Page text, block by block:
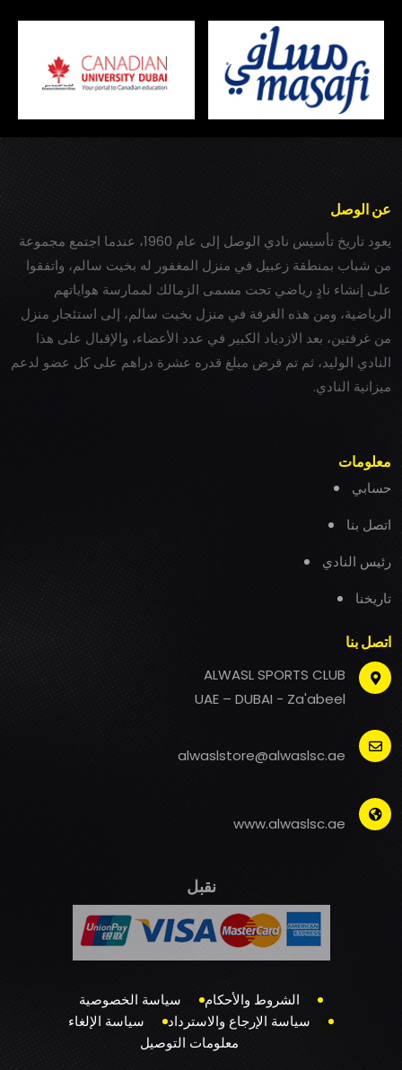
عن الوصل
يعود تاريخ تأسيس نادي الوصل إلى عام 1960، عندما اجتمع مجموعة
من شباب بمنطقة زعبيل في منزل المغفور له بخيت سالم، واتفقوا
على إنشاء نادٍ رياضي تحت مسمى الزمالك لممارسة هواياتهم
الرياضية، ومن هذه الغرفة في منزل بخيت سالم، إلى استئجار منزل
من غرفتين، بعد الازدياد الكبير في عدد الأعضاء، والإقبال على هذا
النادي الوليد، ثم تم فرض مبلغ قدره عشرة دراهم على كل عضو لدعم
ميزانية النادي.
معلومات
حسابي
اتصل بنا
رئيس النادي
تاريخنا
اتصل بنا
ALWASL SPORTS CLUB
UAE – DUBAI - Za'abeel
alwaslstore@alwaslsc.ae
www.alwaslsc.ae
نقبل
الشروط والأحكام
سياسة الخصوصية
سياسة الإرجاع والاسترداد
سياسة الإلغاء
معلومات التوصيل